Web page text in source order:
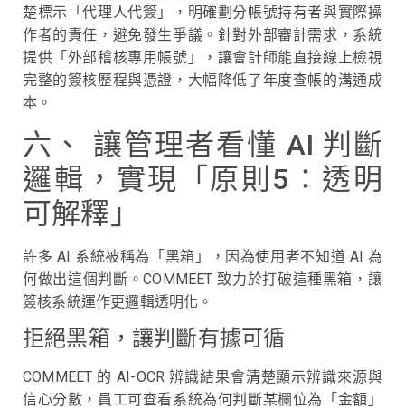
楚標示「代理人代簽」，明確劃分帳號持有者與實際操
作者的責任，避免發生爭議。針對外部審計需求，系統
提供「外部稽核專用帳號」，讓會計師能直接線上檢視
完整的簽核歷程與憑證，大幅降低了年度查帳的溝通成
本。
六、 讓管理者看懂 AI 判斷
邏輯，實現「原則5：透明
可解釋」
許多 AI 系統被稱為「黑箱」，因為使用者不知道 AI 為
何做出這個判斷。COMMEET 致力於打破這種黑箱，讓
簽核系統運作更邏輯透明化。
拒絕黑箱，讓判斷有據可循
COMMEET 的 AI-OCR 辨識結果會清楚顯示辨識來源與
信心分數，員工可查看系統為何判斷某欄位為「金額」